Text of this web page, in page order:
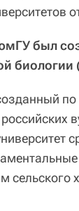
был
биологии
сельского